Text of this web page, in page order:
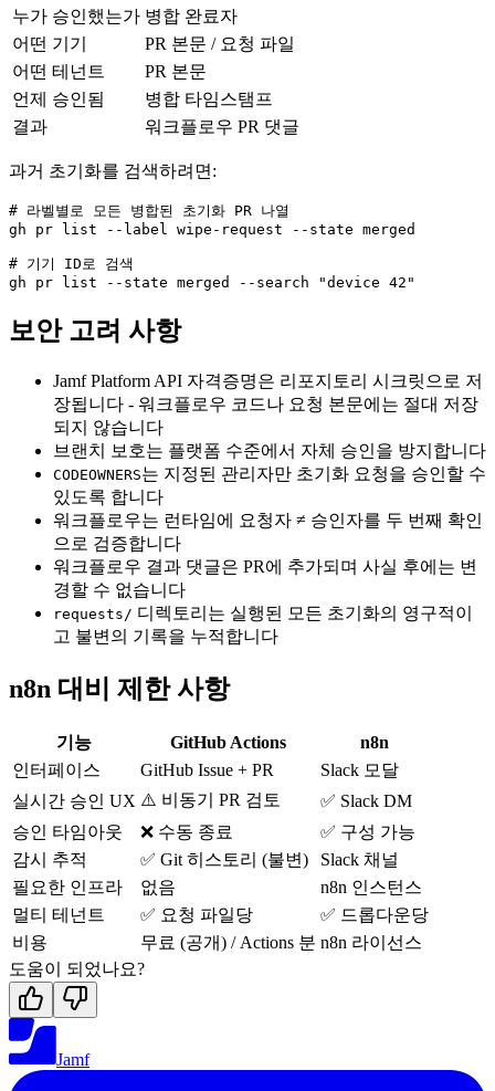
누가 승인했는가 병합 완료자
어떤 기기
PR 본문 / 요청 파일
어떤 테넌트
PR 본문
언제 승인됨
병합 타임스탬프
결과
워크플로우 PR 댓글
과거 초기화를 검색하려면:
# 라벨별로 모든 병합된 초기화 PR 나열
gh pr list --label wipe-request --state merged
# 기기 ID로 검색
보안 고려 사항
Jamf Platform API 자격증명은 리포지토리 시크릿으로 저
장됩니다 - 워크플로우 코드나 요청 본문에는 절대 저장
되지 않습니다
브랜치 보호는 플랫폼 수준에서 자체 승인을 방지합니다
CODEOWNERS는 지정된 관리자만 초기화 요청을 승인할 수
있도록 합니다
워크플로우는 런타임에 요청자 ≠ 승인자를 두 번째 확인
으로 검증합니다
워크플로우 결과 댓글은 PR에 추가되며 사실 후에는 변
경할 수 없습니다
requests/ 디렉토리는 실행된 모든 초기화의 영구적이
고 불변의 기록을 누적합니다
n8n 대비 제한 사항
기능 GitHub Actions
n8n
인터페이스
GitHub Issue + PR
Slack 모달
실시간 승인 UX ⚠️ 비동기 PR 검토
✅ Slack DM
승인 타임아웃
❌ 수동 종료
✅ 구성 가능
감시 추적
✅ Git 히스토리 (불변)
Slack 채널
필요한 인프라
없음
n8n 인스턴스
멀티 테넌트
✅ 요청 파일당
✅ 드롭다운당
비용
무료 (공개) / Actions 분 n8n 라이선스
도움이 되었나요?
Jamf